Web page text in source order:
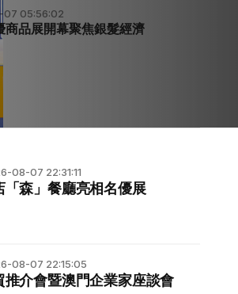
07:44:41
設網絡及服務兩種牌照
08-07 22:31:11
「森」餐廳亮相名優展
08-07 22:15:05
推介會暨澳門企業家座談會